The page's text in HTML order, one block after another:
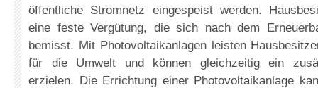
öffentliche Stromnetz eingespeist werden.
eine feste Vergütung, die sich nach dem
bemisst. Mit Photovoltaikanlagen leisten
für die Umwelt und können gleichzeitig ein
erzielen. Die Errichtung einer Photovoltaikanlage